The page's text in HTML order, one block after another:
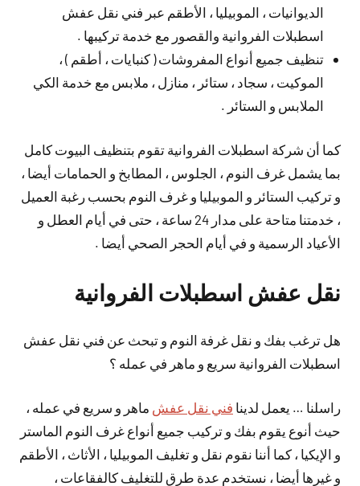
الديوانيات ، الموبيليا ، الأطقم عبر فني نقل عفش
اسطبلات الفروانية والقصور مع خدمة تركيبها .
تنظيف جميع أنواع المفروشات ( كنبايات ، أطقم ) ،
الموكيت ، سجاد ، ستائر ، منازل ، ملابس مع خدمة الكي
الملابس و الستائر .
كما أن شركة اسطبلات الفروانية تقوم بتنظيف البيوت كامل
بما يشمل غرف النوم ، الجلوس ، المطابخ و الحمامات أيضا ،
و تركيب الستائر و الموبيليا و غرف النوم بحسب رغبة العميل
، خدمتنا متاحة على مدار 24 ساعة ، حتى في أيام العطل و
الأعياد الرسمية و في أيام الحجر الصحي أيضا .
نقل عفش اسطبلات الفروانية
هل ترغب بفك و نقل غرفة النوم و تبحث عن فني نقل عفش
اسطبلات الفروانية سريع و ماهر في عمله ؟
راسلنا … يعمل لدينا فني نقل عفش ماهر و سريع في عمله ،
حيث أنوع يقوم بفك و تركيب جميع أنواع غرف النوم الماستر
و الإيكيا ، كما أننا نقوم نقل و تغليف الموبيليا ، الأثاث ، الأطقم
و غيرها أيضا ، نستخدم عدة طرق للتغليف كالفقاعات ،